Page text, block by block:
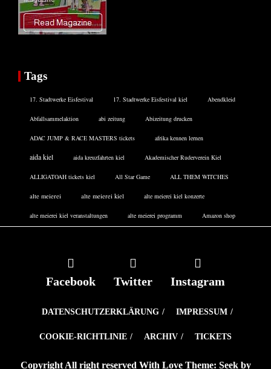
Tags
17. Stadtwerke Eisfestival 17. Stadtwerke Eisfestival kiel Abendkleid
Abfallsammelaktion abi zeitung Abizeitung drucken
ADAC JUMP & RACE MASTERS tickets afrika kennen lernen
aida kiel aida kreuzfahrten kiel Akademischer Ruderverein Kiel
ALLIGATOAH tickets kiel All Star Game ALL THEM WITCHES
alte meierei alte meierei kiel alte meierei kiel konzerte
alte meierei kiel veranstaltungen alte meierei programm Amazon shop
Facebook Twitter Instagram
DATENSCHUTZERKLÄRUNG IMPRESSUM
COOKIE-RICHTLINIE ARCHIV TICKETS
Copyright All right reserved With Love Theme: Seek by